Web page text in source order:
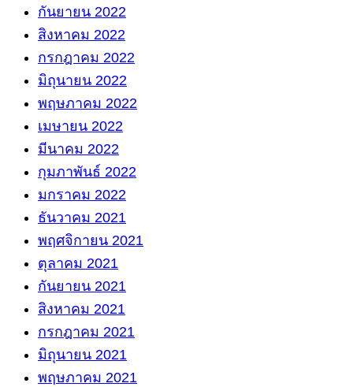
กันยายน 2022
สิงหาคม 2022
กรกฎาคม 2022
มิถุนายน 2022
พฤษภาคม 2022
เมษายน 2022
มีนาคม 2022
กุมภาพันธ์ 2022
มกราคม 2022
ธันวาคม 2021
พฤศจิกายน 2021
ตุลาคม 2021
กันยายน 2021
สิงหาคม 2021
กรกฎาคม 2021
มิถุนายน 2021
พฤษภาคม 2021